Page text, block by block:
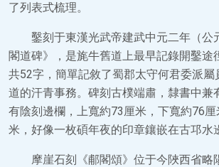
了列表式梳理。
鑿刻于東漢光武帝建武中元二年（公
閣道碑》，是旄牛舊道上最早記錄開鑿途
共52字，簡單記敘了蜀郡太守何君委派屬
道的汗青事務。碑刻古樸端肅，隸書中兼
有陰刻邊欄，上寬約73厘米，下寬約76
米，好像一枚碩年夜的印章鑲嵌在古邛水
摩崖石刻《郙閣頌》位于今陜西省略